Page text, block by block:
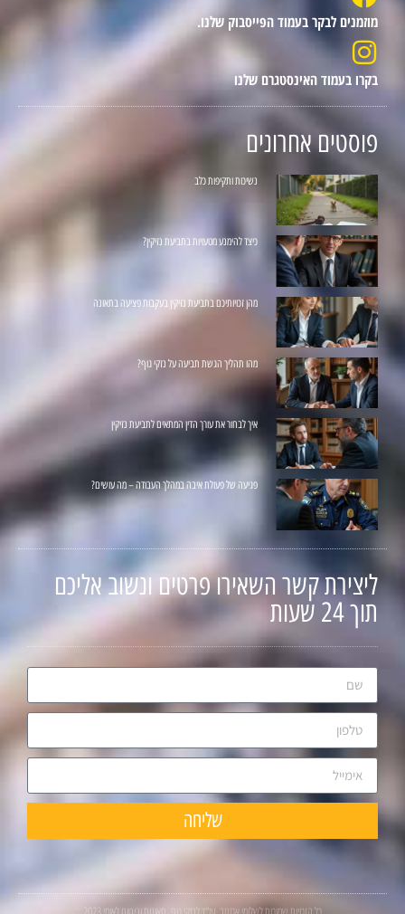
מוזמנים לבקר בעמוד הפייסבוק שלנו.
בקרו בעמוד האינסטגרם שלנו
פוסטים אחרונים
נשיכות ותקיפות כלב
כיצד להימנע מטעויות בתביעת נזיקין?
מהן זכויותיכם בתביעת נזיקין בעקבות פציעה בתאונה
מהו תהליך הגשת תביעה על נזקי גוף?
איך לבחור את עורך הדין המתאים לתביעת נזיקין
פגיעה של פעולת איבה במהלך העבודה – מה עושים?
ליצירת קשר השאירו פרטים ונשוב אליכם
תוך 24 שעות
שליחה